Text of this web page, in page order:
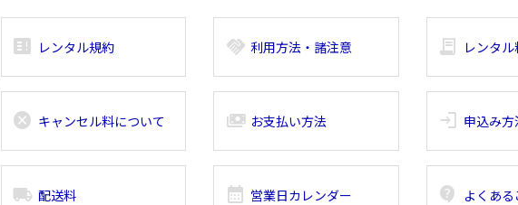
breaking_news_alt_1 レンタル規約 handshake 利用方法・諸注意 receipt_long レンタル
cancel キャンセル料について payments お支払い方法 login 申込み方
local_shipping 配送料 calendar_month 営業日カレンダー contact_support よくあ